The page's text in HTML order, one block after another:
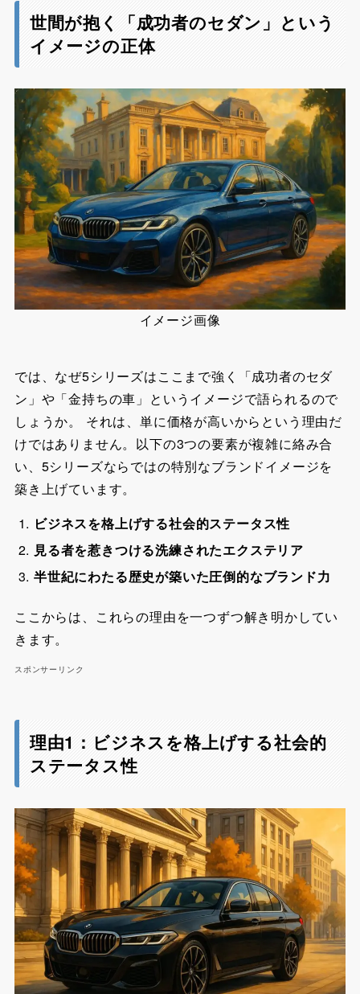
世間が抱く「成功者のセダン」という
イメージの正体
イメージ画像
では、なぜ5シリーズはここまで強く「成功者のセダ
ン」や「金持ちの車」というイメージで語られるので
しょうか。 それは、単に価格が高いからという理由だ
けではありません。以下の3つの要素が複雑に絡み合
い、5シリーズならではの特別なブランドイメージを
築き上げています。
ビジネスを格上げする社会的ステータス性
見る者を惹きつける洗練されたエクステリア
半世紀にわたる歴史が築いた圧倒的なブランド力
ここからは、これらの理由を一つずつ解き明かしてい
きます。
スポンサーリンク
理由1：ビジネスを格上げする社会的
ステータス性